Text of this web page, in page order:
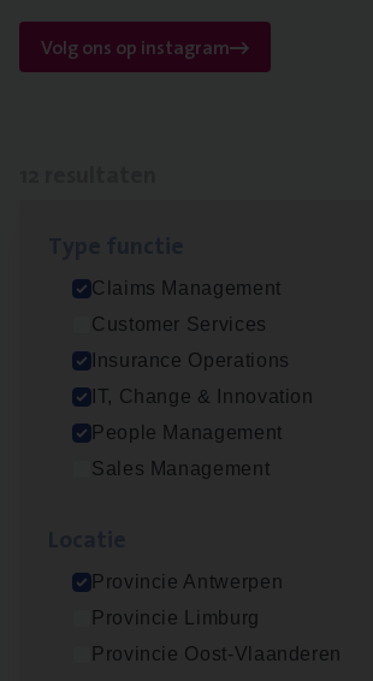
Volg ons op instagram
Claims Management
Customer Services
Insurance Operations
IT, Change & Innovation
People Management
Sales Management
Provincie Antwerpen
Provincie Limburg
Provincie Oost-Vlaanderen
Test Ana­lyst
IT, Change & Innovation
Antwerpen
Scha­de Expert Fleet
Busi­ness Analyst